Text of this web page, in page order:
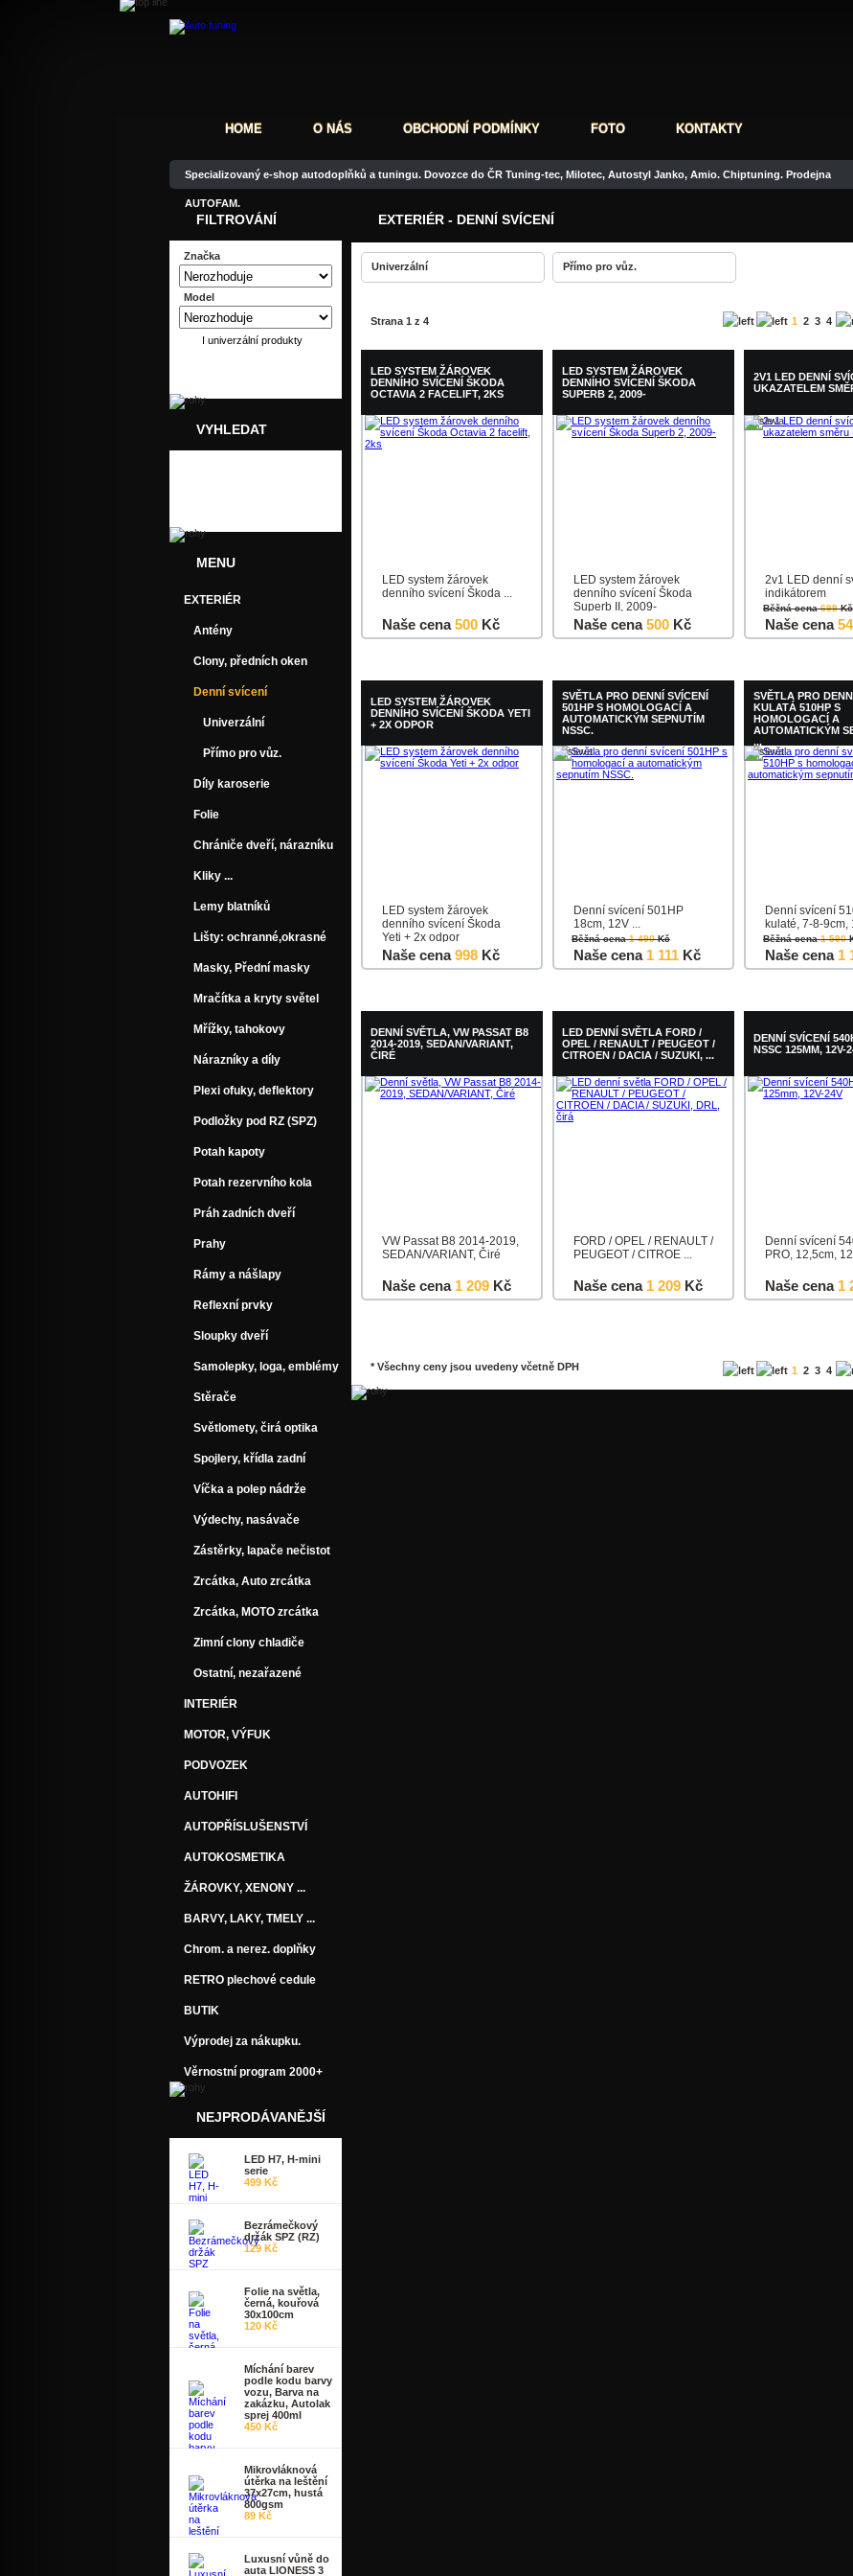
EXTERIÉR - DENNÍ SVÍCENÍ
Univerzální Přímo pro vůz.
Strana 1 z 4 1 2 3 4
LED SYSTEM ŽÁROVEK
DENNÍHO SVÍCENÍ ŠKODA
OCTAVIA 2 FACELIFT, 2KS
LED system žárovek
denního svícení Škoda ...
Naše cena500 Kč
LED SYSTEM ŽÁROVEK
DENNÍHO SVÍCENÍ ŠKODA
SUPERB 2, 2009-
LED system žárovek
denního svícení Škoda
Superb II, 2009-
Naše cena500 Kč
2V1 LED DENNÍ
UKAZATELEM
2v1 LED denní
indikátorem
Běžná cena699Kč
Naše cena
LED SYSTEM ŽÁROVEK
DENNÍHO SVÍCENÍ ŠKODA YETI
+ 2X ODPOR
LED system žárovek
denního svícení Škoda
Yeti + 2x odpor
Naše cena998 Kč
SVĚTLA PRO DENNÍ SVÍCENÍ
501HP S HOMOLOGACÍ A
AUTOMATICKÝM SEPNUTÍM
NSSC.
Denní svícení 501HP
18cm, 12V ...
Běžná cena1 490Kč
Naše cena1 111 Kč
SVĚTLA PRO
KULATÁ 510HP S
HOMOLOGACÍ A
AUTOMATICKÝM
...
Denní svícení
kulaté, 7-8-9cm,
Běžná cena1 590
Naše cena1
DENNÍ SVĚTLA, VW PASSAT B8
2014-2019, SEDAN/VARIANT,
ČIRÉ
VW Passat B8 2014-2019,
SEDAN/VARIANT, Čiré
Naše cena1 209 Kč
LED DENNÍ SVĚTLA FORD /
OPEL / RENAULT / PEUGEOT /
CITROEN / DACIA / SUZUKI, ...
FORD / OPEL / RENAULT /
PEUGEOT / CITROE ...
Naše cena1 209 Kč
DENNÍ SVÍCENÍ
NSSC 125MM, 12V-
Denní svícení
PRO, 12,5cm,
Naše cena1
* Všechny ceny jsou uvedeny včetně DPH 1 2 3 4
FILTROVÁNÍ
Značka
Model
I univerzální produkty
VYHLEDAT
MENU
EXTERIÉR
Antény
Clony, předních oken
Denní svícení
Univerzální
Přímo pro vůz.
Díly karoserie
Folie
Chrániče dveří, nárazníku
Kliky ...
Lemy blatníků
Lišty: ochranné,okrasné
Masky, Přední masky
Mračítka a kryty světel
Mřížky, tahokovy
Nárazníky a díly
Plexi ofuky, deflektory
Podložky pod RZ (SPZ)
Potah kapoty
Potah rezervního kola
Práh zadních dveří
Prahy
Rámy a nášlapy
Reflexní prvky
Sloupky dveří
Samolepky, loga, emblémy
Stěrače
Světlomety, čirá optika
Spojlery, křídla zadní
Víčka a polep nádrže
Výdechy, nasávače
Zástěrky, lapače nečistot
Zrcátka, Auto zrcátka
Zrcátka, MOTO zrcátka
Zimní clony chladiče
Ostatní, nezařazené
INTERIÉR
MOTOR, VÝFUK
PODVOZEK
AUTOHIFI
AUTOPŘÍSLUŠENSTVÍ
AUTOKOSMETIKA
ŽÁROVKY, XENONY ...
BARVY, LAKY, TMELY ...
Chrom. a nerez. doplňky
RETRO plechové cedule
BUTIK
Výprodej za nákupku.
Věrnostní program 2000+
NEJPRODÁVANĚJŠÍ
LED H7, H-mini
serie
499 Kč
Bezrámečkový
držák SPZ (RZ)
129 Kč
Folie na světla,
černá, kouřová
30x100cm
120 Kč
Míchání barev
podle kodu barvy
vozu, Barva na
zakázku, Autolak
sprej 400ml
450 Kč
Mikrovláknová
útěrka na leštění
37x27cm, hustá
800gsm
89 Kč
Luxusní vůně do
auta LIONESS 3
HOME O NÁS OBCHODNÍ PODMÍNKY FOTO KONTAKTY
Specializovaný e-shop autodoplňků a tuningu. Dovozce do ČR Tuning-tec, Milotec, Autostyl Janko, Amio. Chiptuning. Prodejna
AUTOFAM.